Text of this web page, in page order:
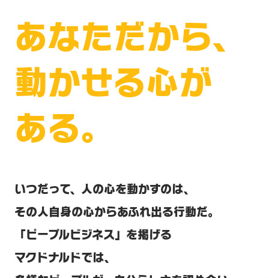
あなただから、
動かせる心が
ある。
いつだって、人の心を動かすのは、
その人自身の心からあふれ出る行動だ。
「ピープルビジネス」を掲げる
マクドナルドでは、